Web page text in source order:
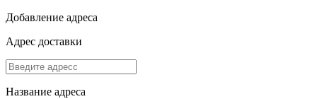
Добавление адреса
Адрес доставки
Название адреса